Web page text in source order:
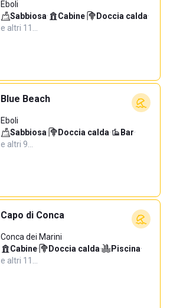
Eboli
Sabbiosa· Cabine· Doccia calda·
e altri 11…
Blue Beach
Eboli
Sabbiosa· Doccia calda· Bar·
e altri 9…
Capo di Conca
Conca dei Marini
Cabine· Doccia calda· Piscina·
e altri 11…